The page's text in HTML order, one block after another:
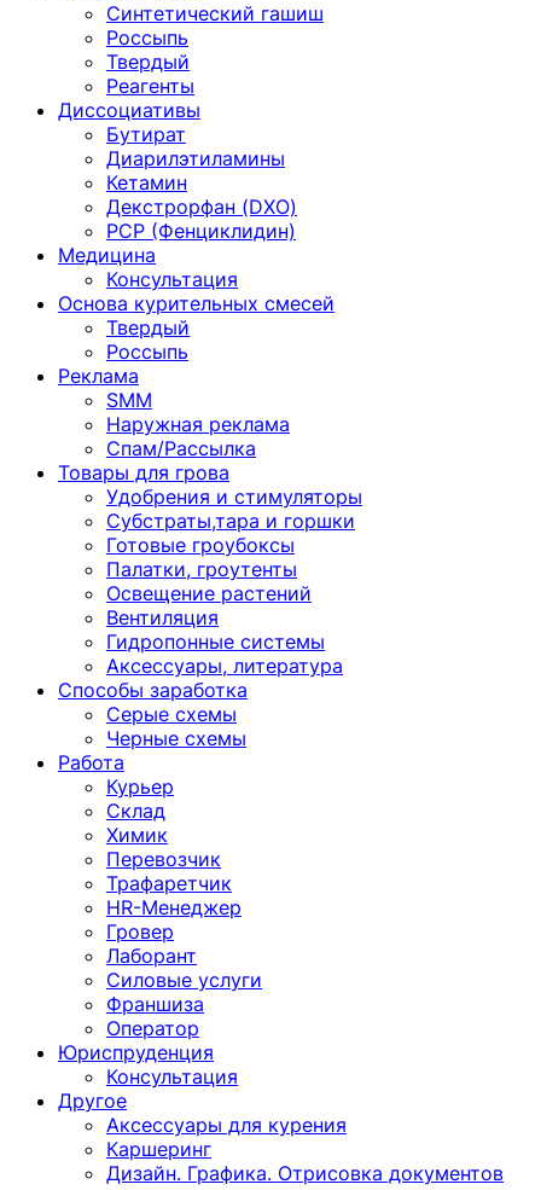
Синтетический гашиш
Россыпь
Твердый
Реагенты
Диссоциативы
Бутират
Диарилэтиламины
Кетамин
Декстрорфан (DXO)
PCP (Фенциклидин)
Медицина
Консультация
Основа курительных смесей
Твердый
Россыпь
Реклама
SMM
Наружная реклама
Спам/Рассылка
Товары для грова
Удобрения и стимуляторы
Субстраты,тара и горшки
Готовые гроубоксы
Палатки, гроутенты
Освещение растений
Вентиляция
Гидропонные системы
Аксессуары, литература
Способы заработка
Серые схемы
Черные схемы
Работа
Курьер
Склад
Химик
Перевозчик
Трафаретчик
HR-Менеджер
Гровер
Лаборант
Силовые услуги
Франшиза
Оператор
Юриспруденция
Консультация
Другoе
Аксессуары для курения
Каршеринг
Дизайн. Графика. Отрисовка документов